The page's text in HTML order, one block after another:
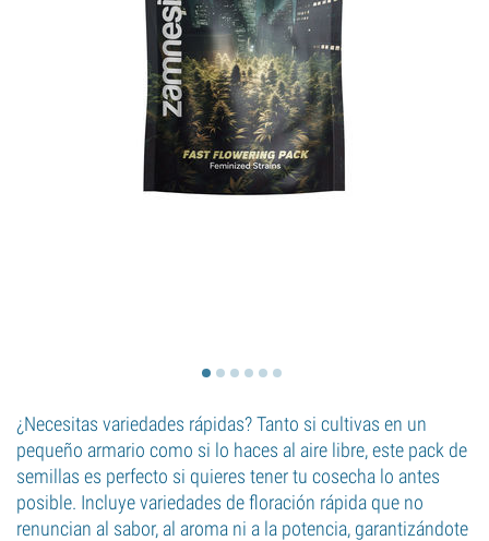
¿Necesitas variedades rápidas? Tanto si cultivas en un
pequeño armario como si lo haces al aire libre, este pack de
semillas es perfecto si quieres tener tu cosecha lo antes
posible. Incluye variedades de floración rápida que no
renuncian al sabor, al aroma ni a la potencia, garantizándote